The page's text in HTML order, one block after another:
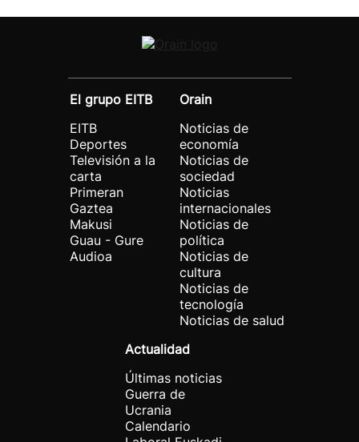
El grupo EITB
EITB
Deportes
Televisión a la
carta
Primeran
Gaztea
Makusi
Guau - Gure
Audioa
Orain
Noticias de
economía
Noticias de
sociedad
Noticias
internacionales
Noticias de
política
Noticias de
cultura
Noticias de
tecnología
Noticias de salud
Actualidad
Últimas noticias
Guerra de
Ucrania
Calendario